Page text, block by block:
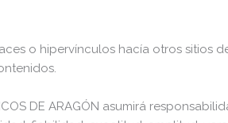
o hipervínculos hacía otros sitios de
DE ARAGÓN asumirá